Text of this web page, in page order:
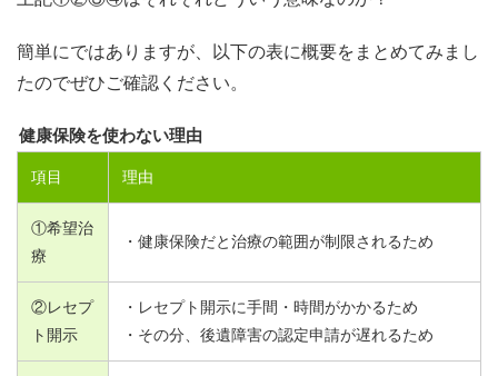
簡単にではありますが、以下の表に概要をまとめてみまし
たのでぜひご確認ください。
健康保険を使わない理由
項目 理由
①希望治
療
・健康保険だと治療の範囲が制限されるため
②レセプ
ト開示
・レセプト開示に手間・時間がかかるため
・その分、後遺障害の認定申請が遅れるため